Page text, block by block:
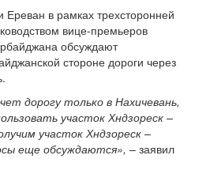
в рамках трехсторонней
вице-премьеров
обсуждают
стороне дороги через
дорогу только в Нахичевань,
участок Хндзореск –
участок Хндзореск –
еще обсуждаются», – заявил